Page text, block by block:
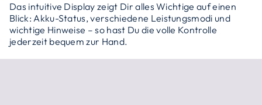
Das intuitive Display zeigt Dir alles Wichtige auf einen
Blick: Akku-Status, verschiedene Leistungsmodi und
wichtige Hinweise – so hast Du die volle Kontrolle
jederzeit bequem zur Hand.